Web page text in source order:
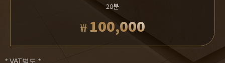
20분
₩100,000
* VAT별도 *